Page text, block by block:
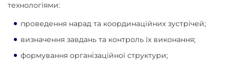
технологіями:
проведення нарад та координаційних зустрічей;
визначення завдань та контроль їх виконання;
формування організаційної структури;